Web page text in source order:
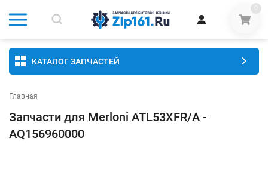
0
КАТАЛОГ ЗАПЧАСТЕЙ
Главная
Запчасти для Merloni ATL53XFR/A -
AQ156960000